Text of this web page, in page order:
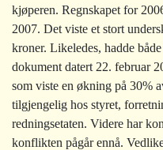
kjøperen. Regnskapet for
2007. Det viste et stort
kroner. Likeledes, hadde
dokument datert 22. februar
som viste en økning på 30%
tilgjengelig hos styret,
redningsetaten. Videre har
konflikten pågår ennå.